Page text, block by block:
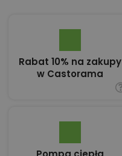
Rabat 10% na zakupy
w Castorama